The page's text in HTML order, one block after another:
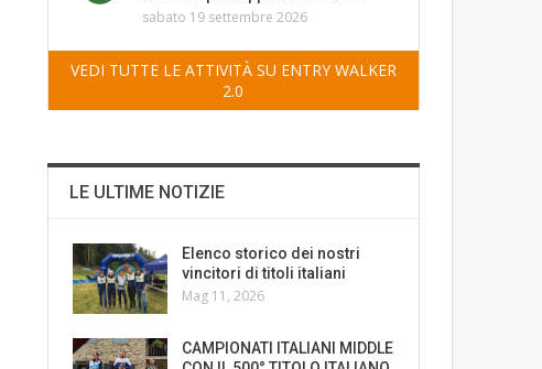
sabato 19 settembre 2026
VEDI TUTTE LE ATTIVITÀ SU ENTRY WALKER
2.0
LE ULTIME NOTIZIE
Elenco storico dei nostri
vincitori di titoli italiani
Mag 11, 2026
CAMPIONATI ITALIANI MIDDLE